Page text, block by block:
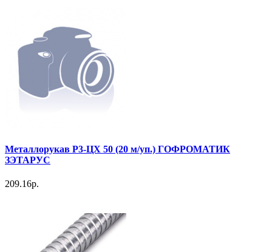
Металлорукав Р3-ЦХ 50 (20 м/уп.) ГОФРОМАТИК
ЗЭТАРУС
209.16р.